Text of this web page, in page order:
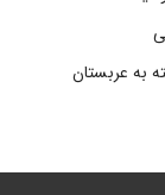
به عربستان